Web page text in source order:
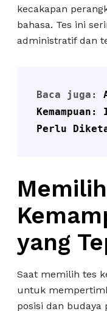
kecakapan
bahasa. Tes ini
administratif dan
Baca juga:
Perlu
yang
Saat memilih tes
untuk
posisi dan budaya